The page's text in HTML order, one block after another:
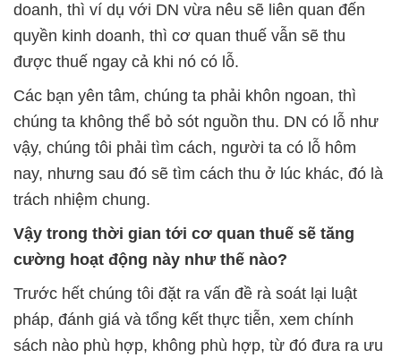
doanh, thì ví dụ với DN vừa nêu sẽ liên quan đến
quyền kinh doanh, thì cơ quan thuế vẫn sẽ thu
được thuế ngay cả khi nó có lỗ.
Các bạn yên tâm, chúng ta phải khôn ngoan, thì
chúng ta không thể bỏ sót nguồn thu. DN có lỗ như
vậy, chúng tôi phải tìm cách, người ta có lỗ hôm
nay, nhưng sau đó sẽ tìm cách thu ở lúc khác, đó là
trách nhiệm chung.
Vậy trong thời gian tới cơ quan thuế sẽ tăng
cường hoạt động này như thế nào?
Trước hết chúng tôi đặt ra vấn đề rà soát lại luật
pháp, đánh giá và tổng kết thực tiễn, xem chính
sách nào phù hợp, không phù hợp, từ đó đưa ra ưu